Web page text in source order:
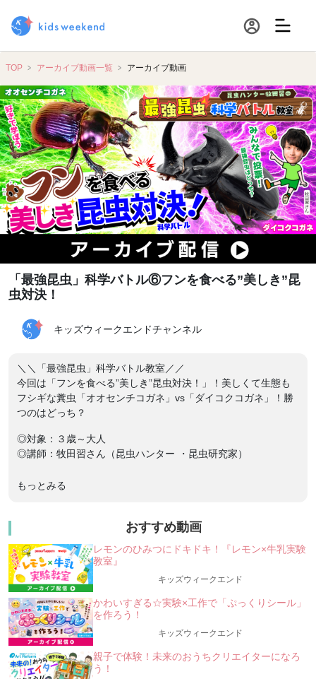
TOP アーカイブ動画一覧 アーカイブ動画
「最強昆虫」科学バトル⑥フンを食べる”美しき”昆
虫対決！
キッズウィークエンドチャンネル
＼＼「最強昆虫」科学バトル教室／／
今回は「フンを食べる”美しき”昆虫対決！」！美しくて生態も
フシギな糞虫「オオセンチコガネ」vs「ダイコクコガネ」！勝
つのはどっち？
◎対象：３歳～大人
◎講師：牧田習さん（昆虫ハンター ・昆虫研究家）
東京大学大学院（博士課程）で「昆虫」を研究している「昆虫
研究家」であり、NHK「ダーウィンが来た！」などに出演経験
室！ライバル昆虫2種をデータで比較して、みんなで科学的にバ
トルしよう！（「昆虫」を実際に闘わせる授業ではありませ
ん）
╭━━━━━━━━━━━━━━━━━━━━━━━━━━━━━━━━╮
ー”好き”で学ぼう！「昆虫」を通して探究学習☆
ー
★今回は「フンを食べる”美しき”昆虫対決！」★
＼最後はみんなで投票！「最強昆虫」を比べてみよう！
／
╰━━━━━━━━━━━━━━━━━━━━━━━━━━━━━━━━╯
もっとみる
おすすめ動画
レモンのひみつにドキドキ！『レモン×牛乳実験
教室』
キッズウィークエンド
かわいすぎる☆実験×工作で「ぷっくりシール」
を作ろう！
キッズウィークエンド
親子で体験！未来のおうちクリエイターになろ
う！